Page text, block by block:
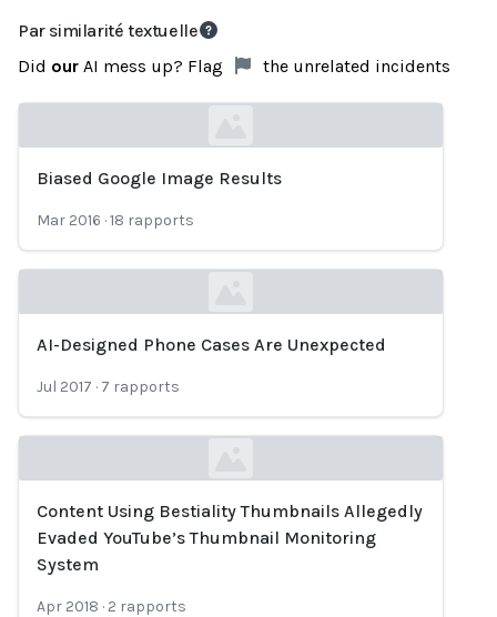
Par similarité textuelle
Did our AI mess up? Flag the unrelated incidents
Biased Google Image Results
Mar 2016 ·18 rapports
AI-Designed Phone Cases Are Unexpected
Jul 2017 · 7 rapports
Loading...
Content Using Bestiality Thumbnails Allegedly
Evaded YouTube’s Thumbnail Monitoring
System
Apr 2018 · 2 rapports